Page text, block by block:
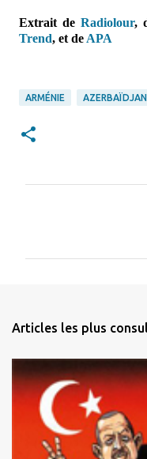
Extrait deRadiolour,
Trend, et de APA
ARMÉNIE AZERBAÏDJAN
n
i
Articles les plus